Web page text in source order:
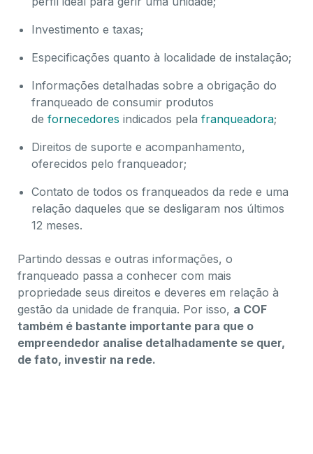
Investimento e taxas;
Especificações quanto à localidade de instalação;
Informações detalhadas sobre a obrigação do
franqueado de consumir produtos
de fornecedores indicados pela franqueadora;
Direitos de suporte e acompanhamento,
oferecidos pelo franqueador;
Contato de todos os franqueados da rede e uma
relação daqueles que se desligaram nos últimos
12 meses.
Partindo dessas e outras informações, o
franqueado passa a conhecer com mais
propriedade seus direitos e deveres em relação à
gestão da unidade de franquia. Por isso, a COF
também é bastante importante para que o
empreendedor analise detalhadamente se quer,
de fato, investir na rede.